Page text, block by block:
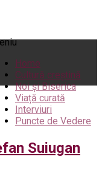
Home
Cultură creștină
Noi și Biserica
Viață curată
Interviuri
Puncte de Vedere
Suiugan